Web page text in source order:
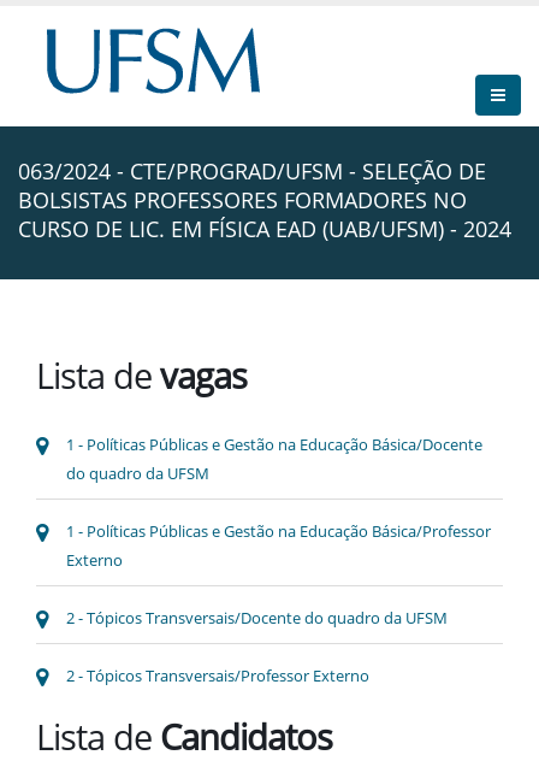
063/2024 - CTE/PROGRAD/UFSM - SELEÇÃO DE
BOLSISTAS PROFESSORES FORMADORES NO
CURSO DE LIC. EM FÍSICA EAD (UAB/UFSM) - 2024
Lista devagas
1 - Políticas Públicas e Gestão na Educação Básica/Docente
do quadro da UFSM
1 - Políticas Públicas e Gestão na Educação Básica/Professor
Externo
2 - Tópicos Transversais/Docente do quadro da UFSM
2 - Tópicos Transversais/Professor Externo
Lista de Candidatos